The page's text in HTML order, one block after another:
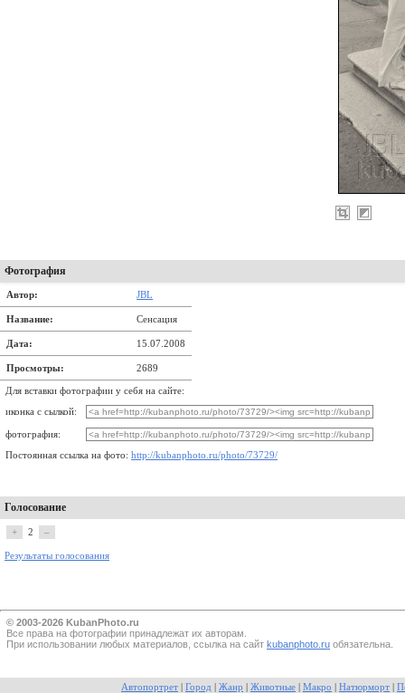
Фотография
Автор: JBL
Название: Сенсация
Дата: 15.07.2008
Просмотры: 2689
Для вставки фотографии у себя на сайте:
иконка с сылкой:
фотография:
Постоянная ссылка на фото: http://kubanphoto.ru/photo/73729/
Голосование
+ 2 –
Результаты голосования
© 2003-2026 KubanPhoto.ru
Все прaва на фотографии принадлежат их авторам.
При использовании любых материалов, ссылка на сайт kubanphoto.ru обязательна.
Автопортрет Город Жанр Животные Макро Натюрморт